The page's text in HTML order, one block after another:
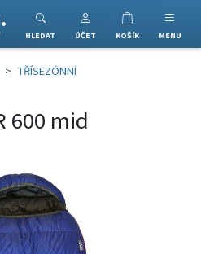
HLEDAT ÚČET KOŠÍK MENU
TŘÍSEZÓNNÍ
600 mid